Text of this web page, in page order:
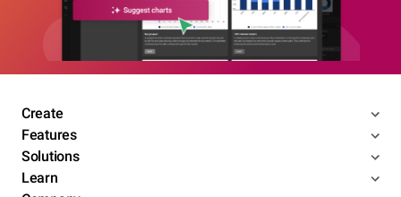
Create
Features
Solutions
Learn